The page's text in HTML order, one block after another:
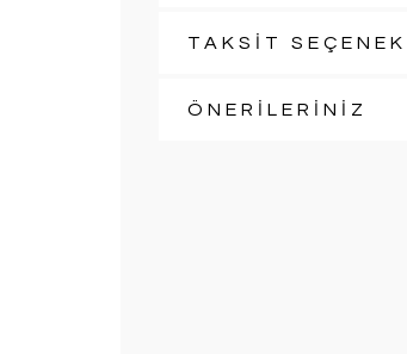
TAKSİT
ÖNERİLERİNİZ